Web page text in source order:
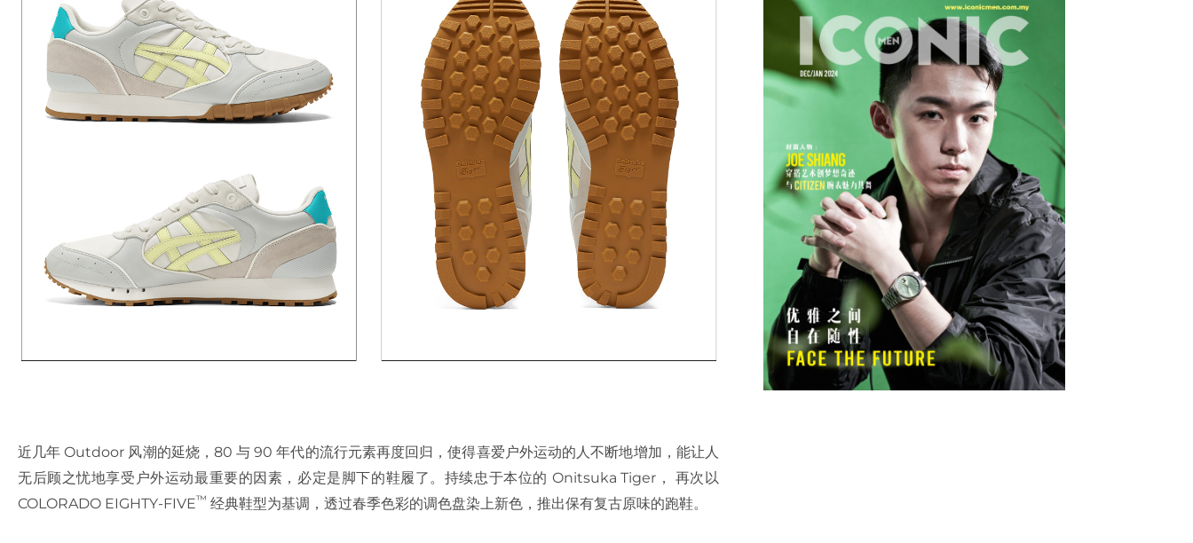
近几年 Outdoor 风潮的延烧，80 与 90 年代的流行元素再度回归，使得喜爱户外运动的人不断地增加，能让人
无后顾之忧地享受户外运动最重要的因素，必定是脚下的鞋履了。持续忠于本位的 Onitsuka Tiger， 再次以
COLORADO EIGHTY-FIVE™ 经典鞋型为基调，透过春季色彩的调色盘染上新色，推出保有复古原味的跑鞋。